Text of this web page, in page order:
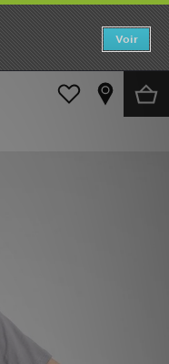
Voir
T-shirts et Débardeurs